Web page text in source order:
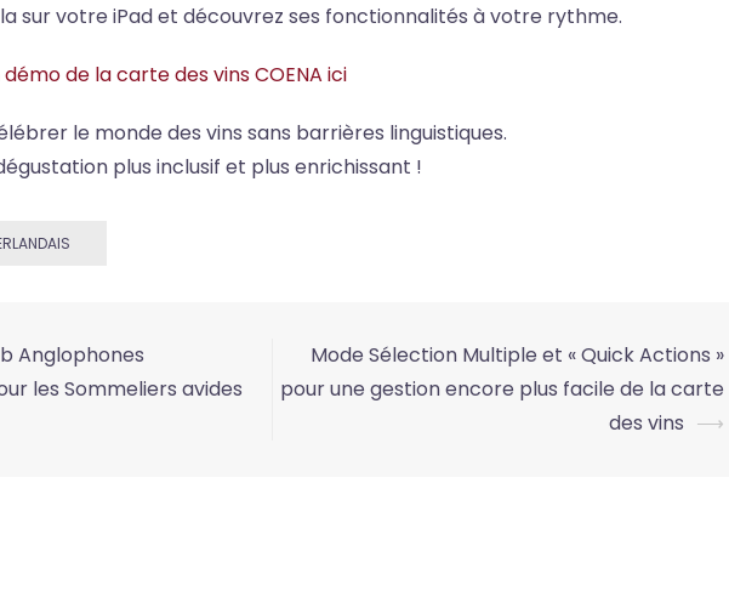
sur votre iPad et découvrez ses fonctionnalités à votre rythme.
de la carte des vins COENA ici
le monde des vins sans barrières linguistiques.
plus inclusif et plus enrichissant !
Anglophones
les Sommeliers avides
Mode Sélection Multiple et « Quick Actions »
pour une gestion encore plus facile de la carte
des vins ⟶